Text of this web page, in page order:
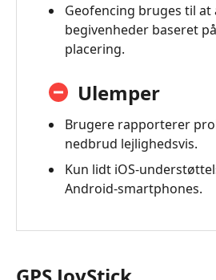
Geofencing bruges til at
begivenheder baseret
placering.
Ulemper
Brugere rapporterer
nedbrud lejlighedsvis.
Kun lidt iOS-
Android-smartphones.